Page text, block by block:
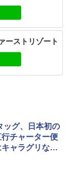
ーストリゾート
ッグ、日本初の
チャーター便
ャラグリなど